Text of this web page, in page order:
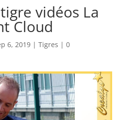
vidéos La
Cloud
6, 2019| Tigres | 0